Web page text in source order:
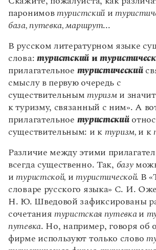
Словари русского языка как
Справочники
Правила русской орфографии и
Русский язык. Краткий теоретический курс
Письмовник
Справочник по пунктуации
Словарь-справочник трудностей
Справочник по фразеологии
Словарь-справочник непростые слова
Все справочники портала
Журнал
Новости и события
Статьи
Монологи
Управление в русском языке
Словарь русских имён
Словарь методических терминов
Правила русской орфографии и
(1956)
В русском литературном языке
слова:туристскийи
смыслу в первую очередь с
существительнымтуризми значит
к туризму, связанный с ним». А
прилагательноетуристский
существительным: и ктуризм,и к
Различие между этими
всегда существенно. Так,базу
словаре русского языка» С. И.
Н. Ю. Шведовой зафиксированы
сочетаниятуристская путевка и
путевка. Но, например, говоря об
фирме используют только слово
туристическая фирма,
значении «группа туристов» –
компания.